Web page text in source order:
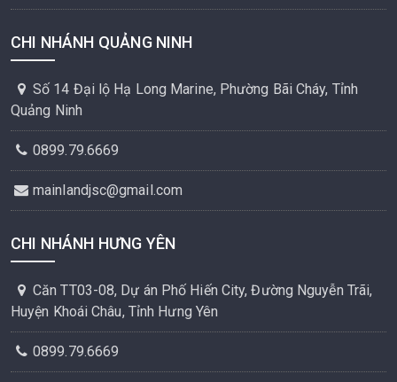
CHI NHÁNH QUẢNG NINH
Số 14 Đại lộ Hạ Long Marine, Phường Bãi Cháy, Tỉnh
Quảng Ninh
0899.79.6669
mainlandjsc@gmail.com
CHI NHÁNH HƯNG YÊN
Căn TT03-08, Dự án Phố Hiến City, Đường Nguyễn Trãi,
Huyện Khoái Châu, Tỉnh Hưng Yên
0899.79.6669